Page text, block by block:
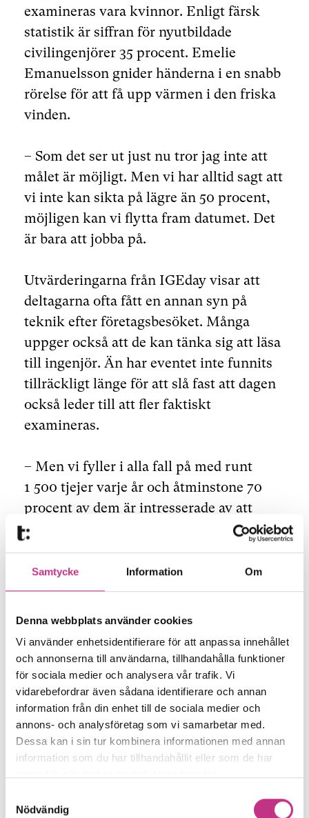
Samtycke Information Om
Denna webbplats använder cookies
Vi använder enhetsidentifierare för att anpassa innehållet
och annonserna till användarna, tillhandahålla funktioner
för sociala medier och analysera vår trafik. Vi
vidarebefordrar även sådana identifierare och annan
information från din enhet till de sociala medier och
annons- och analysföretag som vi samarbetar med.
Dessa kan i sin tur kombinera informationen med annan
information som du har tillhandahållit eller som de har
Nödvändig
examineras vara kvinnor. Enligt färsk
statistik är siffran för nyutbildade
civilingenjörer 35 procent. Emelie
Emanuelsson gnider händerna i en snabb
rörelse för att få upp värmen i den friska
vinden.
– Som det ser ut just nu tror jag inte att
målet är möjligt. Men vi har alltid sagt att
vi inte kan sikta på lägre än 50 procent,
möjligen kan vi flytta fram datumet. Det
är bara att jobba på.
Utvärderingarna från IGEday visar att
deltagarna ofta fått en annan syn på
teknik efter företagsbesöket. Många
uppger också att de kan tänka sig att läsa
till ingenjör. Än har eventet inte funnits
tillräckligt länge för att slå fast att dagen
också leder till att fler faktiskt
examineras.
– Men vi fyller i alla fall på med runt
1 500 tjejer varje år och åtminstone 70
procent av dem är intresserade av att
tänka tanken. Så något gör vi hela tiden.
Hur stark är jämställdhetsfrågan inom
industrin i dag?
varför det behövs kvinnliga ingenjörer
och är mer handlingskraftig: hur gör vi?
Jag tror att metoo gjorde jättemycket,
plötsligt slapp vi sådana idiotfrågor.
Industrin backar oss till 100 procent. Jag
har alltid känt stöd, för de ser behovet.
Även tekniska högskolor arbetar med